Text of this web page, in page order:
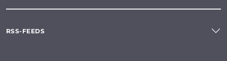
RSS-FEEDS